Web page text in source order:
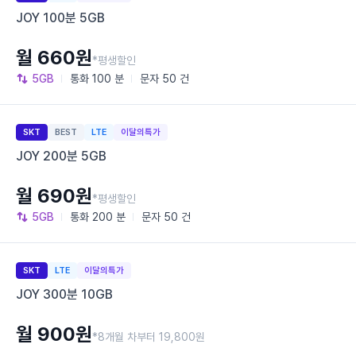
JOY 100분 5GB
5GB 통화 100 분 문자 50 건
월 660원*평생할인
SKT BEST LTE 이달의특가
JOY 200분 5GB
5GB 통화 200 분 문자 50 건
월 690원*평생할인
SKT LTE 이달의특가
JOY 300분 10GB
월 900원*8개월 차부터 19,800원